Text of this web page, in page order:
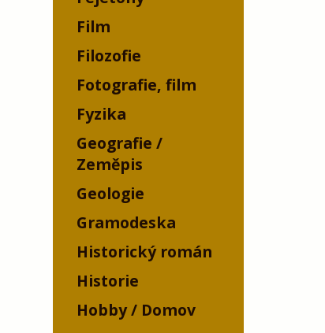
Film
Filozofie
Fotografie, film
Fyzika
Geografie /
Zeměpis
Geologie
Gramodeska
Historický román
Historie
Hobby / Domov